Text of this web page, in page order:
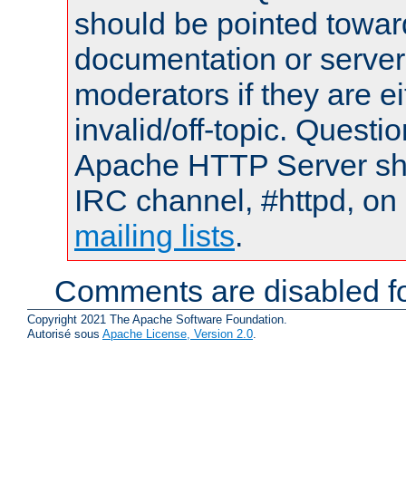
should be pointed
documentation or
moderators if they are
invalid/off-topic.
Apache HTTP Server
IRC channel, #httpd,
mailing lists.
Comments are disabled
Copyright 2021 The Apache Software Foundation.
Autorisé sous Apache License, Version 2.0